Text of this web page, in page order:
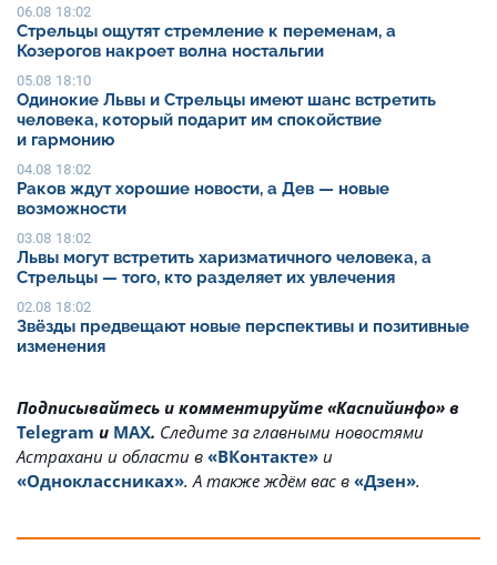
06.08 18:02
Стрельцы ощутят стремление к переменам, а
Козерогов накроет волна ностальгии
05.08 18:10
Одинокие Львы и Стрельцы имеют шанс встретить
человека, который подарит им спокойствие
и гармонию
04.08 18:02
Раков ждут хорошие новости, а Дев — новые
возможности
03.08 18:02
Львы могут встретить харизматичного человека, а
Стрельцы — того, кто разделяет их увлечения
02.08 18:02
Звёзды предвещают новые перспективы и позитивные
изменения
Подписывайтесь и комментируйте «Каспийинфо» в
Telegram и MAX. Cледите за главными новостями
Астрахани и области в «ВКонтакте» и
«Одноклассниках». А также ждём вас в «Дзен».